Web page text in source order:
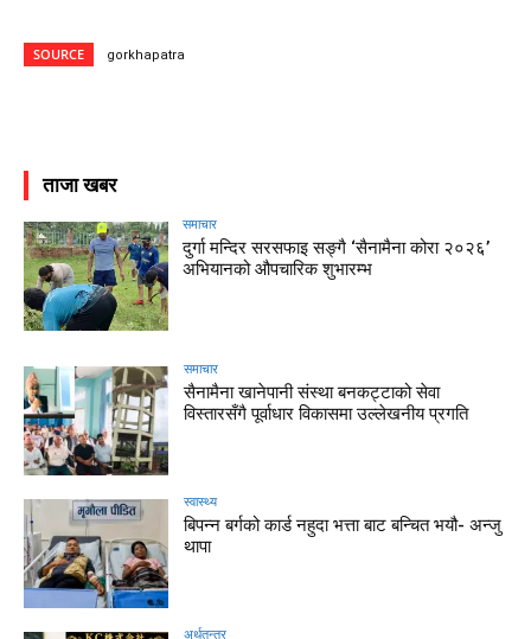
SOURCE gorkhapatra
ताजा खबर
समाचार
दुर्गा मन्दिर सरसफाइ सङ्गै ‘सैनामैना कोरा २०२६’
अभियानको औपचारिक शुभारम्भ
समाचार
सैनामैना खानेपानी संस्था बनकट्टाको सेवा
विस्तारसँगै पूर्वाधार विकासमा उल्लेखनीय प्रगति
स्वास्थ्य
बिपन्न बर्गको कार्ड नहुदा भत्ता बाट बन्चित भयौ- अन्जु
थापा
अर्थतन्त्र